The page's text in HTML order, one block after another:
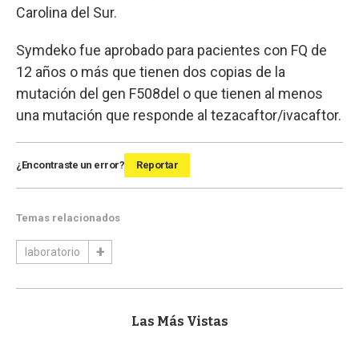
Carolina del Sur.
Symdeko fue aprobado para pacientes con FQ de
12 años o más que tienen dos copias de la
mutación del gen F508del o que tienen al menos
una mutación que responde al tezacaftor/ivacaftor.
¿Encontraste un error? Reportar
Temas relacionados
laboratorio
Las Más Vistas